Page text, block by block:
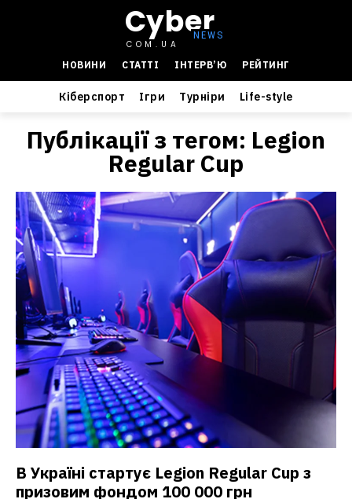
Cyber
COM.UA
НОВИНИ
СТАТТІ ІНТЕРВ’Ю РЕЙТИНГ
Кіберспорт Ігри Турніри Life-style
Публікації з тегом: Legion
Regular Cup
В Україні стартує Legion Regular Cup з
призовим фондом 100 000 грн